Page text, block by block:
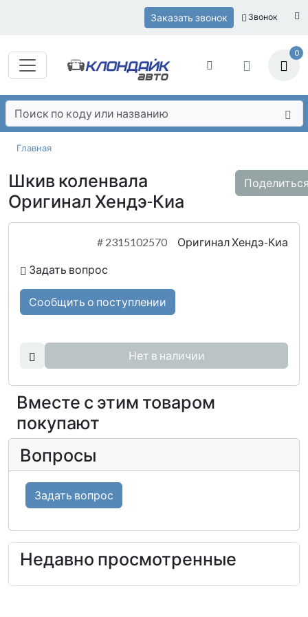
Заказать звонок Звонок
0
Главная
Шкив коленвала
Оригинал Хендэ-Киа
# 2315102570 Оригинал Хендэ-Киа
Задать вопрос
Сообщить о поступлении
Нет в наличии
Вместе с этим товаром
покупают
Вопросы
Задать вопрос
Недавно просмотренные